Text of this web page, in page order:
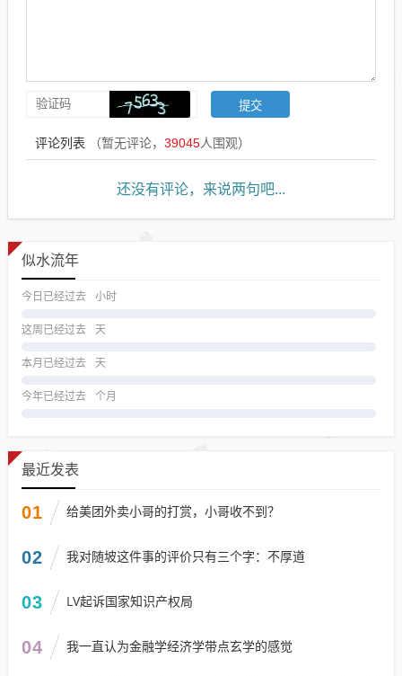
评论列表 （暂无评论， 39045人围观）
还没有评论，来说两句吧...
似水流年
今日已经过去 小时
这周已经过去 天
本月已经过去 天
今年已经过去 个月
最近发表
01 给美团外卖小哥的打赏，小哥收不到？
02 我对随坡这件事的评价只有三个字：不厚道
03 LV起诉国家知识产权局
04 我一直认为金融学经济学带点玄学的感觉